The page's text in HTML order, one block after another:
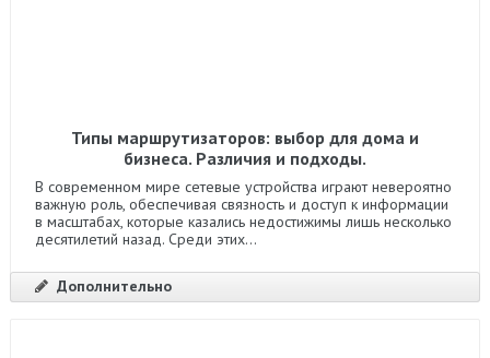
Типы маршрутизаторов: выбор для дома и
бизнеса. Различия и подходы.
В современном мире сетевые устройства играют невероятно
важную роль, обеспечивая связность и доступ к информации
в масштабах, которые казались недостижимы лишь несколько
десятилетий назад. Среди этих...
Дополнительно